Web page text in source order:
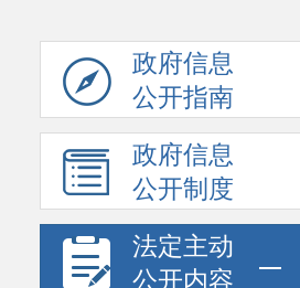
政府信息
公开指南
政府信息
公开制度
法定主动
公开内容